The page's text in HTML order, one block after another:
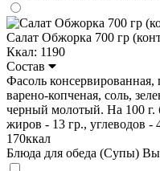
Салат Обжорка 700 гр
Ккал: 1190
Состав
Фасоль
варено-копченая, соль,
черный молотый. На 100 г.
жиров - 13 гр., углеводов -
170ккал
Блюда для обеда (Супы)